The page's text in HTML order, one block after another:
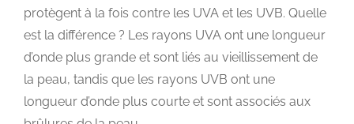
protègent à la fois contre les UVA et les UVB. Quelle
est la différence ? Les rayons UVA ont une longueur
d’onde plus grande et sont liés au vieillissement de
la peau, tandis que les rayons UVB ont une
longueur d’onde plus courte et sont associés aux